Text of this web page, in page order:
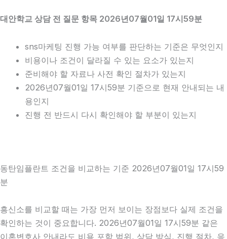
대안학교 상담 전 질문 항목 2026년07월01일 17시59분
sns마케팅 진행 가능 여부를 판단하는 기준은 무엇인지
비용이나 조건이 달라질 수 있는 요소가 있는지
준비해야 할 자료나 사전 확인 절차가 있는지
2026년07월01일 17시59분 기준으로 현재 안내되는 내
용인지
진행 전 반드시 다시 확인해야 할 부분이 있는지
동탄임플란트 조건을 비교하는 기준 2026년07월01일 17시59
분
흥신소를 비교할 때는 가장 먼저 보이는 장점보다 실제 조건을
확인하는 것이 중요합니다. 2026년07월01일 17시59분 같은
이혼변호사 안내라도 비용 포함 범위, 상담 방식, 진행 절차, 응